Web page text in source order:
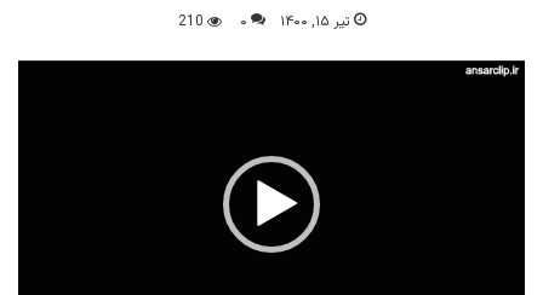
تیر ۱۵, ۱۴۰۰ ۰ 210
نمایشگر
ویدیو